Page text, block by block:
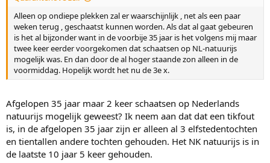
Alleen op ondiepe plekken zal er waarschijnlijk , net als een paar
weken terug , geschaatst kunnen worden. Als dat al gaat gebeuren
is het al bijzonder want in de voorbije 35 jaar is het volgens mij maar
twee keer eerder voorgekomen dat schaatsen op NL-natuurijs
mogelijk was. En dan door de al hoger staande zon alleen in de
voormiddag. Hopelijk wordt het nu de 3e x.
Afgelopen 35 jaar maar 2 keer schaatsen op Nederlands
natuurijs mogelijk geweest? Ik neem aan dat dat een tikfout
is, in de afgelopen 35 jaar zijn er alleen al 3 elfstedentochten
en tientallen andere tochten gehouden. Het NK natuurijs is in
de laatste 10 jaar 5 keer gehouden.